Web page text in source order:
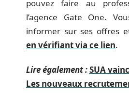
pouvez faire au
l’agence Gate One.
informer sur ses offres
en vérifiant via ce lien.
Lire également :SUA
Les nouveaux